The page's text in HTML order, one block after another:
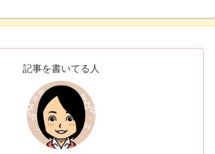
記事を書いてる人